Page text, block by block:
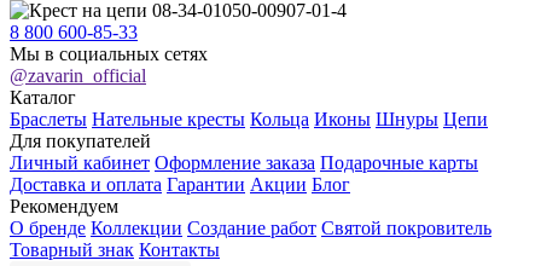
8 800 600-85-33
Мы в социальных сетях
@zavarin_official
Каталог
Браслеты Нательные кресты Кольца Иконы Шнуры Цепи
Для покупателей
Личный кабинет Оформление заказа Подарочные карты
Доставка и оплата Гарантии Акции Блог
Рекомендуем
О бренде Коллекции Создание работ Святой покровитель
Товарный знак Контакты